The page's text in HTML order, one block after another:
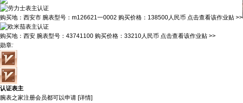
购买地： 西安市 腕表型号： m126621一0002 购买价格： 138500人民币 点击查看该作业贴 >>
购买地： 西安 腕表型号： 43741100 购买价格： 33210人民币 点击查看该作业贴 >>
勋章:
认证表主
腕表之家注册会员都可以申请 [详情]